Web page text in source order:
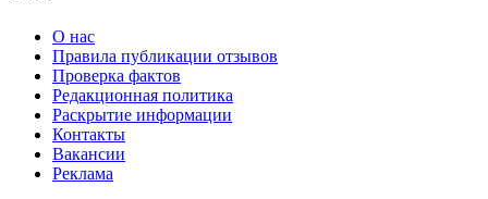
О нас
Правила публикации отзывов
Проверка фактов
Редакционная политика
Раскрытие информации
Контакты
Вакансии
Реклама